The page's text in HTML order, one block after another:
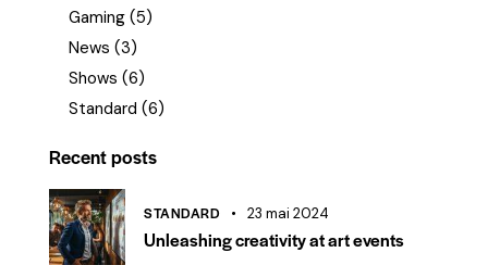
Gaming (5)
News (3)
Shows (6)
Standard (6)
Recent posts
STANDARD 23 mai 2024
Unleashing creativity at art events